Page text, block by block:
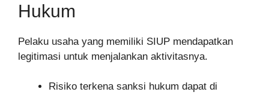
Hukum
Pelaku usaha yang memiliki SIUP mendapatkan
legitimasi untuk menjalankan aktivitasnya.
Risiko terkena sanksi hukum dapat di